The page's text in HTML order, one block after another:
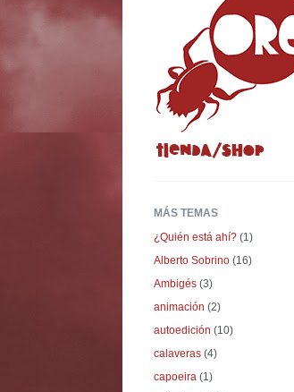
MÁS TEMAS
¿Quién está ahí? (1)
Alberto Sobrino (16)
Ambigés (3)
animación (2)
autoedición (10)
calaveras (4)
capoeira (1)